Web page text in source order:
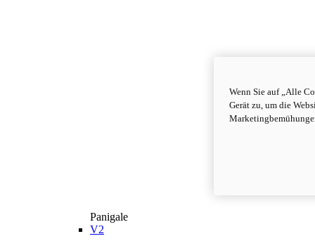
Panigale
V2
Wenn Sie auf „Alle
Gerät zu, um die